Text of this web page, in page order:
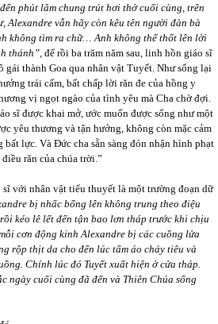
phút lâm chung trút hơi thở cuối cùng, trên
Alexandre vẫn hãy còn kêu tên người đàn bà
không tìm ra chữ… Anh không thể thốt lên lời
thánh”, để rồi ba trăm năm sau, linh hồn giáo sĩ
thành Goa qua nhân vật Tuyết. Như sống lại
trái cấm, bất chấp lời răn đe của hồng y
vị ngọt ngào của tình yêu mà Cha chờ đợi.
sĩ được khai mở, ước muốn được sống như một
yêu thương và tận hưởng, không còn mặc cảm
bất lực. Và Đức cha sẵn sàng đón nhận hình phạt
răn của chúa trời.”
với nhân vật tiểu thuyết là một trường đoạn dữ
bị nhấc bổng lên không trung theo điệu
kéo lê lết đến tận bao lơn tháp trước khi chịu
cơn động kinh Alexandre bị các cuồng lửa
rộp thịt da cho đến lúc tấm áo cháy tiêu và
Chính lúc đó Tuyết xuất hiện ở cửa tháp.
ngày cuối cùng đã đến và Thiên Chúa sống